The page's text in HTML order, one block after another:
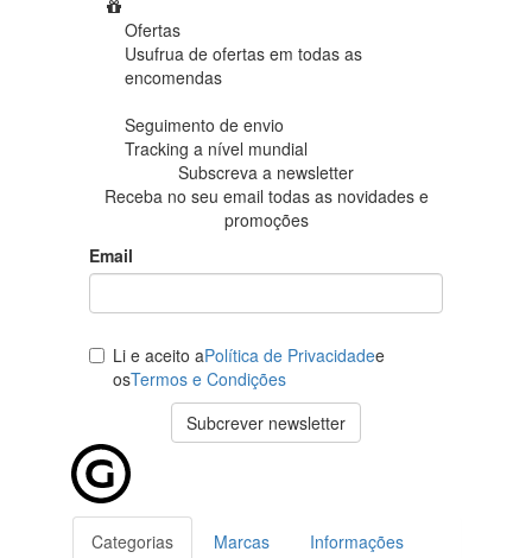
Ofertas
Usufrua de ofertas em todas as
encomendas
Seguimento de envio
Tracking a nível mundial
Subscreva a newsletter
Receba no seu email todas as novidades e
promoções
Email
Li e aceito aPolítica de Privacidadee
osTermos e Condições
Subcrever newsletter
Categorias Marcas Informações